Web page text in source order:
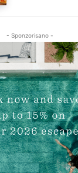
- Sponzorisano -